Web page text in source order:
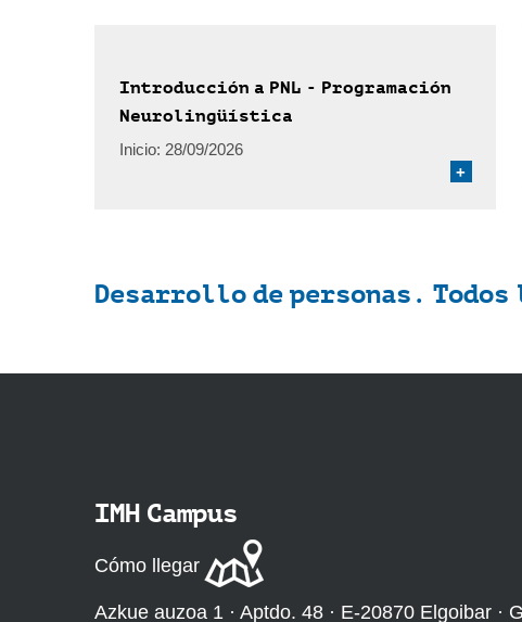
Introducción a PNL - Programación
Neurolingüística
Inicio: 28/09/2026
+
Desarrollo de personas. Todos
IMH Campus
Cómo llegar
Azkue auzoa 1 · Aptdo. 48 · E-20870 Elgoibar ·